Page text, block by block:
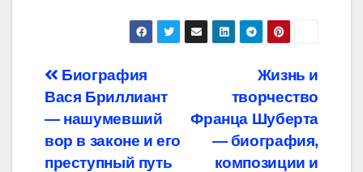
Навигация
по
записям
Жизнь и
творчество
Франца Шуберта
— биография,
композиции и
Биография
Вася Бриллиант
— нашумевший
вор в законе и его
преступный путь